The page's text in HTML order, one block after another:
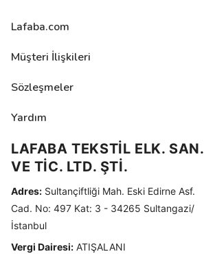
Lafaba.com
Müşteri İlişkileri
Sözleşmeler
Yardım
LAFABA TEKSTİL ELK. SAN.
VE TİC. LTD. ŞTİ.
Adres: Sultançiftliği Mah. Eski Edirne Asf.
Cad. No: 497 Kat: 3 - 34265 Sultangazi/
İstanbul
Vergi Dairesi: ATIŞALANI